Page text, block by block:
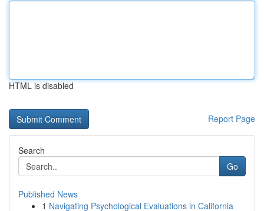
HTML is disabled
Report Page
Search
Go
Published News
1 Navigating Psychological Evaluations in California